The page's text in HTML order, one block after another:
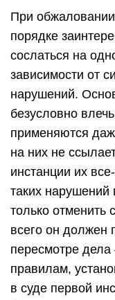
При
порядке
сослаться на
зависимости от
нарушений.
безусловно
применяются
на них не
инстанции их
таких
только
всего он должен
пересмотре дела
правилам,
в суде первой